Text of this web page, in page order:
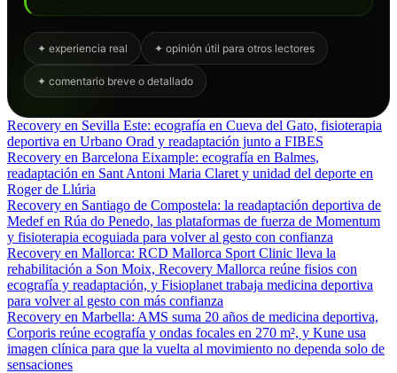
✦ experiencia real ✦ opinión útil para otros lectores
✦ comentario breve o detallado
Recovery en Sevilla Este: ecografía en Cueva del Gato, fisioterapia
deportiva en Urbano Orad y readaptación junto a FIBES
Recovery en Barcelona Eixample: ecografía en Balmes,
readaptación en Sant Antoni Maria Claret y unidad del deporte en
Roger de Llúria
Recovery en Santiago de Compostela: la readaptación deportiva de
Medef en Rúa do Penedo, las plataformas de fuerza de Momentum
y fisioterapia ecoguiada para volver al gesto con confianza
Recovery en Mallorca: RCD Mallorca Sport Clinic lleva la
rehabilitación a Son Moix, Recovery Mallorca reúne fisios con
ecografía y readaptación, y Fisioplanet trabaja medicina deportiva
para volver al gesto con más confianza
Recovery en Marbella: AMS suma 20 años de medicina deportiva,
Corporis reúne ecografía y ondas focales en 270 m², y Kune usa
imagen clínica para que la vuelta al movimiento no dependa solo de
sensaciones